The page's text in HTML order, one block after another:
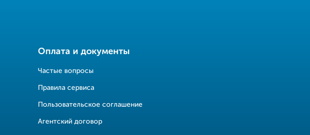
Оплата и документы
Частые вопросы
Правила сервиса
Пользовательское соглашение
Агентский договор